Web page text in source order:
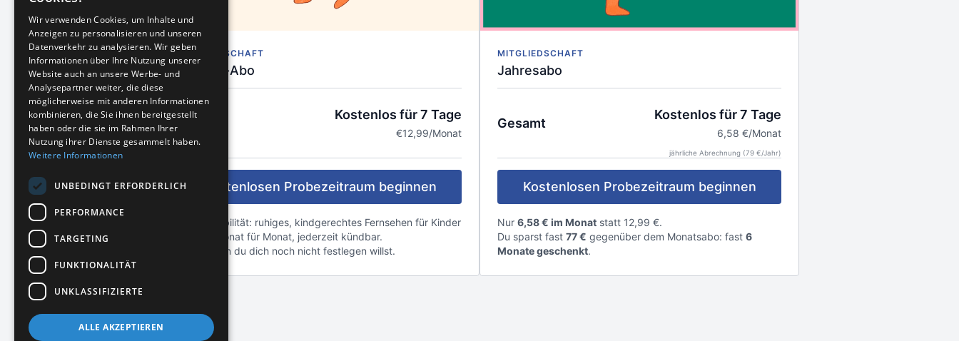
MITGLIEDSCHAFT
Monats-Abo
Gesamt
Kostenlos für 7 Tage
€12,99/Monat
Kostenlosen Probezeitraum beginnen
Volle Flexibilität: ruhiges, kindgerechtes Fernsehen für Kinder
ab 3 — Monat für Monat, jederzeit kündbar.
Ideal, wenn du dich noch nicht festlegen willst.
MITGLIEDSCHAFT
Jahresabo
Gesamt
Kostenlos für 7 Tage
6,58 €/Monat
jährliche Abrechnung (79 €/Jahr)
Kostenlosen Probezeitraum beginnen
Nur 6,58 € im Monat statt 12,99 €.
Du sparst fast 77 € gegenüber dem Monatsabo: fast 6
Monate geschenkt.
Wir verwenden Cookies, um Inhalte und
Anzeigen zu personalisieren und unseren
Datenverkehr zu analysieren. Wir geben
Informationen über Ihre Nutzung unserer
Website auch an unsere Werbe- und
Analysepartner weiter, die diese
möglicherweise mit anderen Informationen
kombinieren, die Sie ihnen bereitgestellt
haben oder die sie im Rahmen Ihrer
Nutzung ihrer Dienste gesammelt haben.
Weitere Informationen
UNBEDINGT ERFORDERLICH
PERFORMANCE
TARGETING
FUNKTIONALITÄT
UNKLASSIFIZIERTE
ALLE AKZEPTIEREN